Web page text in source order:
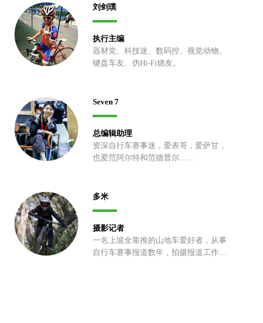
刘剑璞
执行主编
器材党、科技迷、数码控、视觉动物、
键盘车友、伪Hi-Fi烧友。
Seven 7
总编辑助理
资深自行车赛事迷，爱表哥，爱萨甘，
也爱范阿尔特和范德普尔……
多米
摄影记者
一名上坡全靠推的山地车爱好者，从事
自行车赛事报道数年，拍摄报道工作之